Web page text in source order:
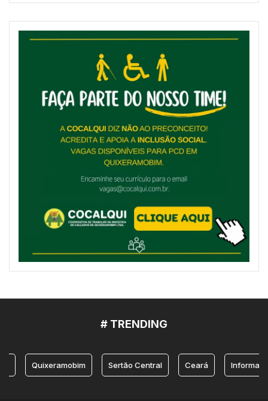
# TRENDING
Quixeramobim Sertão Central Ceará Informação